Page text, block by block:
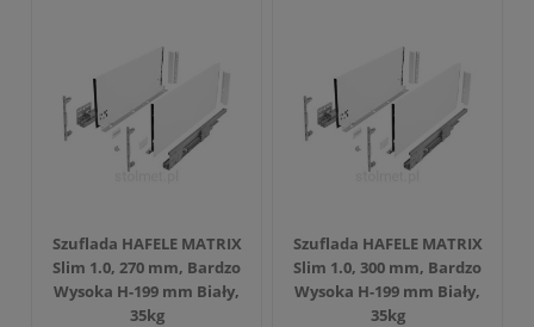
Szuflada HAFELE MATRIX
Slim 1.0, 270 mm, Bardzo
Wysoka H-199 mm Biały,
35kg
Szuflada HAFELE MATRIX
Slim 1.0, 300 mm, Bardzo
Wysoka H-199 mm Biały,
35kg